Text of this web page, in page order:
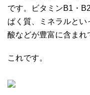
です。ビタミンB1・
ぱく質、ミネラルと
酸などが豊富に含まれ
これです。